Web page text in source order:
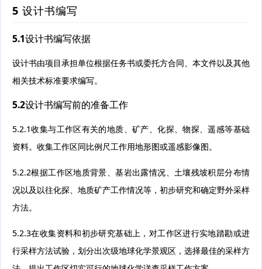
5 设计书编写
5.1设计书编写依据
设计书由项目承担单位根据任务书或委托方合同、本文件以及其他
相关技术标准要求编写。
5.2设计书编写前的准备工作
5.2.1收集与工作区有关的地质、矿产、化探、物探、遥感等基础
资料。收集工作区同比例尺工作用地形图或遥感影像图。
5.2.2根据工作区地质背景、基岩出露情况、土壤残坡积层分布情
况以及以往化探、地质矿产工作情况等，初步研究和确定野外采样
方法。
5.2.3在收集资料和初步研究基础上，对工作区进行实地踏勘或进
行采样方法试验，划分出次级地球化学景观区，选择最佳的采样方